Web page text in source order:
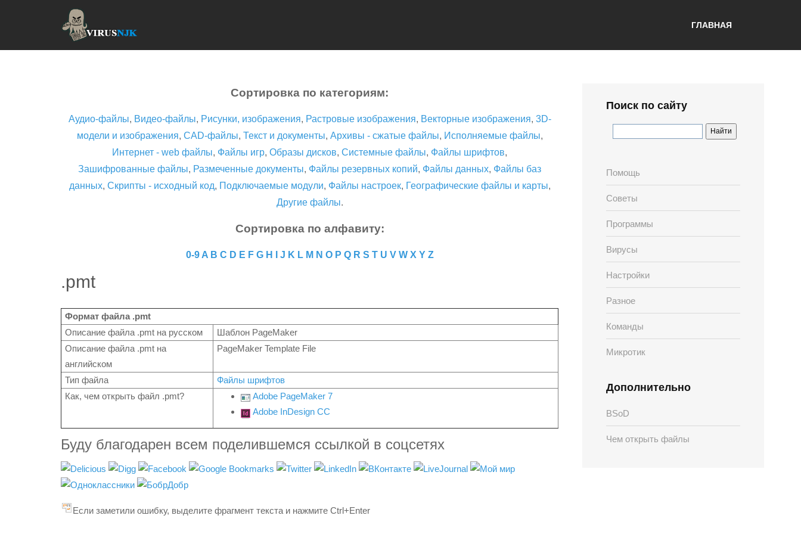
ГЛАВНАЯ
Сортировка по категориям:
Аудио-файлы, Видео-файлы, Рисунки, изображения, Растровые изображения, Векторные изображения, 3D-
модели и изображения, CAD-файлы, Текст и документы, Архивы - сжатые файлы, Исполняемые файлы,
Интернет - web файлы, Файлы игр, Образы дисков, Системные файлы, Файлы шрифтов,
Зашифрованные файлы, Размеченные документы, Файлы резервных копий, Файлы данных, Файлы баз
данных, Скрипты - исходный код, Подключаемые модули, Файлы настроек, Географические файлы и карты,
Другие файлы.
Сортировка по алфавиту:
0-9 A B C D E F G H J K L M N O P Q R S T U V W X Y Z
.pmt
Формат файла .pmt
Описание файла .pmt на русском
Шаблон PageMaker
Описание файла .pmt на
английском
PageMaker Template File
Тип файла
Файлы шрифтов
Как, чем открыть файл .pmt?
Adobe PageMaker 7
Adobe InDesign CC
Буду благодарен всем поделившемся ссылкой в соцсетях
Если заметили ошибку, выделите фрагмент текста и нажмите Ctrl+Enter
Поиск по сайту
Помощь
Советы
Программы
Вирусы
Настройки
Разное
Команды
Микротик
Дополнительно
BSoD
Чем открыть файлы